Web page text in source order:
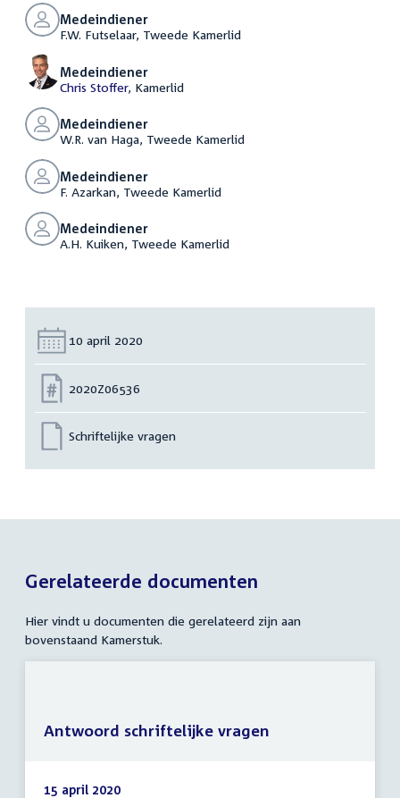
Medeindiener
F.W. Futselaar, Tweede Kamerlid
Medeindiener
Chris Stoffer, Kamerlid
Medeindiener
W.R. van Haga, Tweede Kamerlid
Medeindiener
F. Azarkan, Tweede Kamerlid
Medeindiener
A.H. Kuiken, Tweede Kamerlid
Datum:
10 april 2020
Nummer:
2020Z06536
Schriftelijke vragen
Gerelateerde documenten
Hier vindt u documenten die gerelateerd zijn aan
bovenstaand Kamerstuk.
15 april 2020
Antwoord schriftelijke vragen